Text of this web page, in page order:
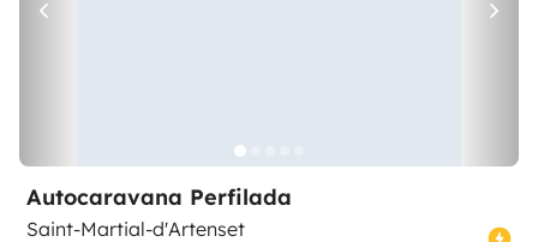
Autocaravana Perfilada
Saint-Martial-d'Artenset